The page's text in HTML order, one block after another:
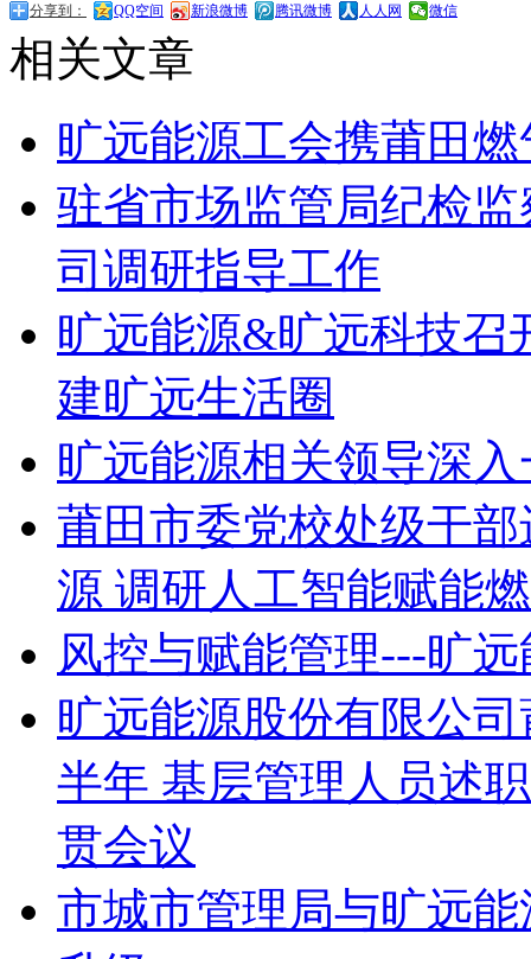
分享到： QQ空间 新浪微博 腾讯微博 人人网 微信
相关文章
旷远能源工会携莆田
驻省市场监管局纪检
司调研指导工作
旷远能源&旷远科技召
建旷远生活圈
旷远能源相关领导深
莆田市委党校处级干
源 调研人工智能赋能
风控与赋能管理---旷
旷远能源股份有限公
半年 基层管理人员述
贯会议
市城市管理局与旷远